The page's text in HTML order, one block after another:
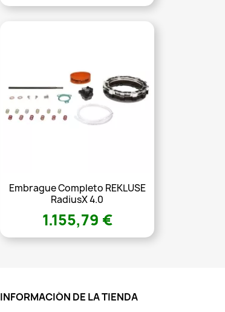
Embrague Completo REKLUSE
RadiusX 4.0
1.155,79 €
INFORMACIÓN DE LA TIENDA